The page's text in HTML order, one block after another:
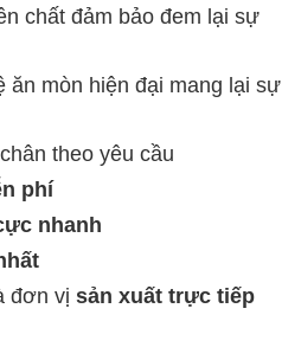
chất đảm bảo đem lại sự
ăn mòn hiện đại mang lại sự
theo yêu cầu
phí
nhanh
đơn vị sản xuất trực tiếp